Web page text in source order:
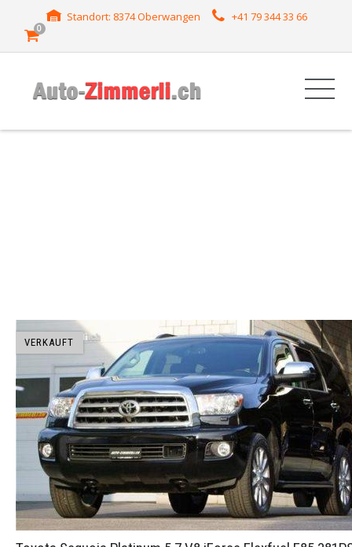
Standort: 8374 Oberwangen +41 79 344 33 66
0
VERKAUFT